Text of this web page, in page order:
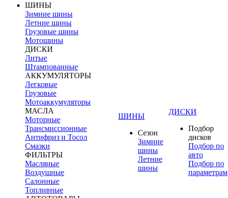
ШИНЫ
Зимние шины
Летние шины
Грузовые шины
Мотошины
ДИСКИ
Литые
Штампованные
АККУМУЛЯТОРЫ
Легковые
Грузовые
Мотоаккумуляторы
МАСЛА
Моторные
Трансмиссионные
Антифриз и Тосол
Смазки
ФИЛЬТРЫ
Масляные
Воздушные
Салонные
Топливные
ШИНЫ
Сезон
Зимние
шины
Летние
шины
ДИСКИ
Подбор
дисков
Подбор по
авто
Подбор по
параметрам